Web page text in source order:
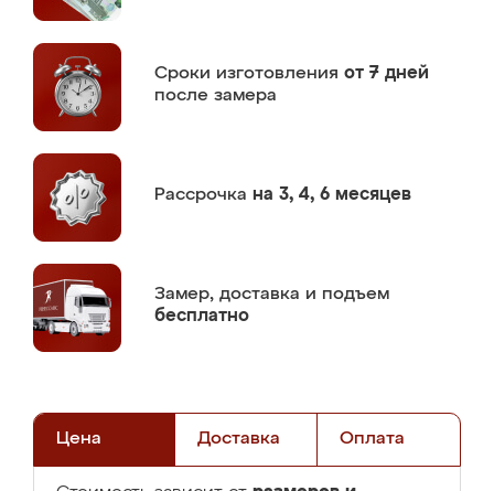
Сроки изготовления от 7 дней
после замера
Рассрочка на 3, 4, 6 месяцев
Замер, доставка и подъем
бесплатно
Цена Доставка Оплата